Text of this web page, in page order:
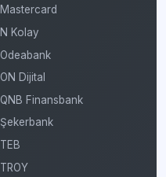
Mastercard
N Kolay
Odeabank
ON Dijital
QNB Finansbank
Şekerbank
TEB
TROY